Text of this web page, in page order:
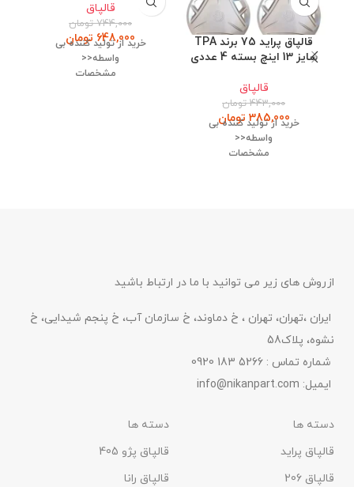
قالپاق پراید 75 برند TPA
سایز 13 اینچ بسته 4 عددی
قالپاق
443,000 تومان
385,000 تومان
خرید از تولید کننده بی
واسطه<<
مشخصات
قالپاق
744,000 تومان
648,000 تومان
خرید از تولید کننده بی
واسطه<<
مشخصات
ازروش های زیر می توانید با ما در ارتباط باشید
ایران ،تهران، تهران ، خ دماوند، خ سازمان آب، خ پنجم شیدایی، خ
نشوه، پلاک58
شماره تماس : 5266 183 0920
ایمیل: info@nikanpart.com
دسته ها
قالپاق پراید
قالپاق 206
دسته ها
قالپاق پژو 405
قالپاق رانا